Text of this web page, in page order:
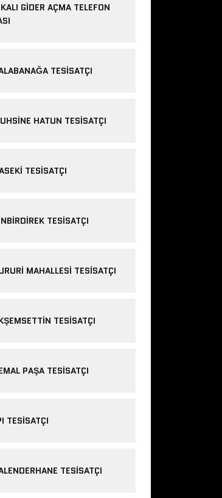
GIDER AÇMA TELEFON
TESISATÇI
HATUN TESISATÇI
TESISATÇI
TESISATÇI
MAHALLESI TESISATÇI
TESISATÇI
PAŞA TESISATÇI
TESISATÇI
TESISATÇI